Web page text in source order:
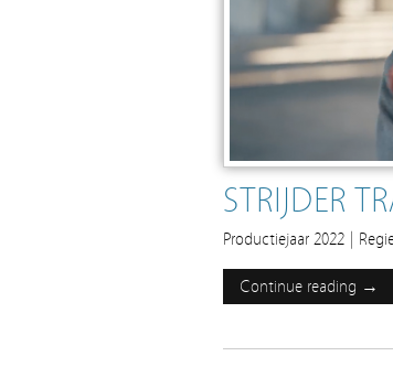
STRIJDER
Productiejaar 2022 |
Continue reading →